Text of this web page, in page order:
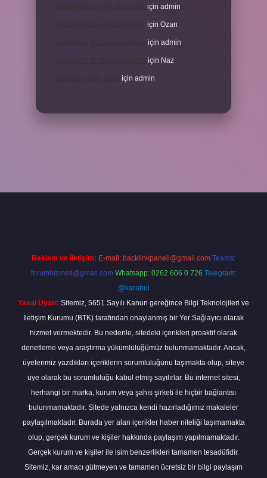
için admin
için Ozan
için admin
için Naz
için admin
Reklam ve İletişim: E-mail: backlinkpaneli@gmail.com Teams:
forumhizmeti@gmail.com Whatsapp: 0262 606 0 726 Telegram:
@karabul
Yasal Uyarı: Sitemiz, 5651 Sayılı Kanun gereğince Bilgi Teknolojileri ve
İletişim Kurumu (BTK) tarafından onaylanmış bir Yer Sağlayıcı olarak
hizmet vermektedir. Bu nedenle, sitedeki içerikleri proaktif olarak
denetleme veya araştırma yükümlülüğümüz bulunmamaktadır. Ancak,
üyelerimiz yazdıkları içeriklerin sorumluluğunu taşımakta olup, siteye
üye olarak bu sorumluluğu kabul etmiş sayılırlar. Bu internet sitesi,
herhangi bir marka, kurum veya şahıs şirketi ile hiçbir bağlantısı
bulunmamaktadır. Sitede yalnızca kendi hazırladığımız makaleler
paylaşılmaktadır. Burada yer alan içerikler haber niteliği taşımamakta
olup, gerçek kurum ve kişiler hakkında paylaşım yapılmamaktadır.
Gerçek kurum ve kişiler ile isim benzerlikleri tamamen tesadüfidir.
Sitemiz, kar amacı gütmeyen ve tamamen ücretsiz bir bilgi paylaşım